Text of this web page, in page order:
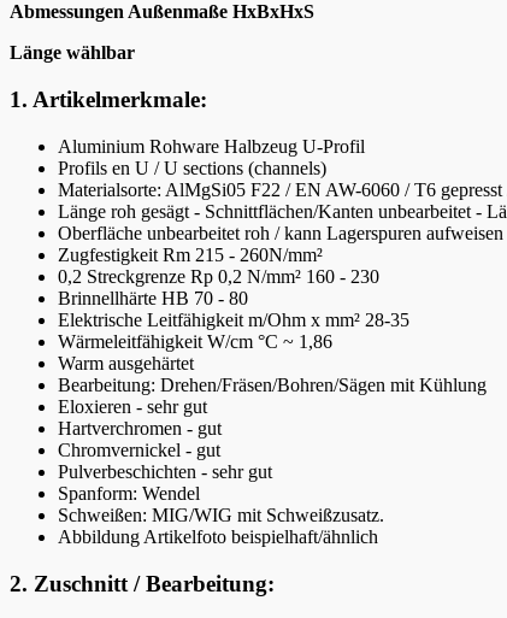
Abmessungen Außenmaße HxBxHxS
Länge wählbar
1. Artikelmerkmale:
Aluminium Rohware Halbzeug U-Profil
Profils en U / U sections (channels)
Materialsorte: AlMgSi05 F22 / EN AW-6060 / T6
Länge roh gesägt - Schnittflächen/Kanten unbearbeitet -
Oberfläche unbearbeitet roh / kann Lagerspuren aufweisen
Zugfestigkeit Rm 215 - 260N/mm²
0,2 Streckgrenze Rp 0,2 N/mm² 160 - 230
Brinnellhärte HB 70 - 80
Elektrische Leitfähigkeit m/Ohm x mm² 28-35
Wärmeleitfähigkeit W/cm °C ~ 1,86
Warm ausgehärtet
Bearbeitung: Drehen/Fräsen/Bohren/Sägen mit Kühlung
Eloxieren - sehr gut
Hartverchromen - gut
Chromvernickel - gut
Pulverbeschichten - sehr gut
Spanform: Wendel
Schweißen: MIG/WIG mit Schweißzusatz.
Abbildung Artikelfoto beispielhaft/ähnlich
2. Zuschnitt / Bearbeitung: